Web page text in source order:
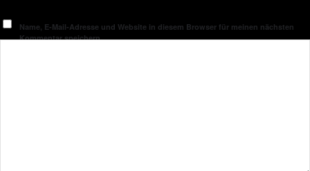
Name, E-Mail-Adresse und Website in diesem Browser für meinen nächsten
Kommentar speichern.